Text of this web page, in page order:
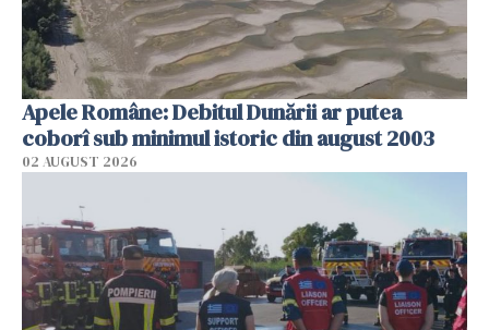
Apele Române: Debitul Dunării ar putea
coborî sub minimul istoric din august 2003
02 AUGUST 2026